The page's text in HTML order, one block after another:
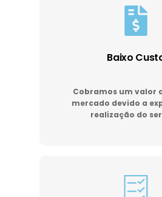
Baixo
Cobramos um valor
mercado devido a
realização do